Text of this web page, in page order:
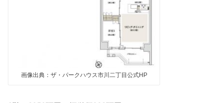
画像出典：ザ・パークハウス市川二丁目公式HP